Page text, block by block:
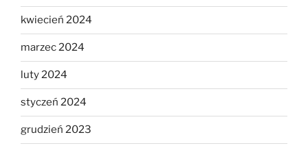
kwiecień 2024
marzec 2024
luty 2024
styczeń 2024
grudzień 2023